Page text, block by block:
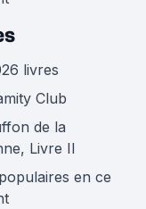
livres
Club
de la
Livre II
en ce